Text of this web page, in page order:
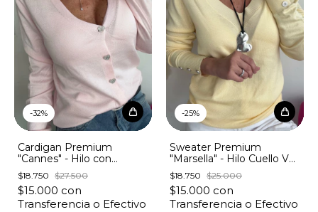
-32%
Cardigan Premium
"Cannes" - Hilo con
Botones Corazón
$18.750 $27.500
$15.000 con
Transferencia o Efectivo
-25%
Sweater Premium
"Marsella" - Hilo Cuello V
con Botones Manga
$18.750 $25.000
$15.000 con
Transferencia o Efectivo